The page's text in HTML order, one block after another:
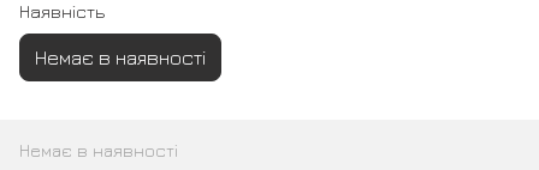
Наявність
Немає в наявності
Немає в наявності